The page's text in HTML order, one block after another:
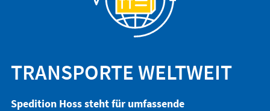
TRANSPORTE WELTWEIT
Spedition Hoss steht für umfassende